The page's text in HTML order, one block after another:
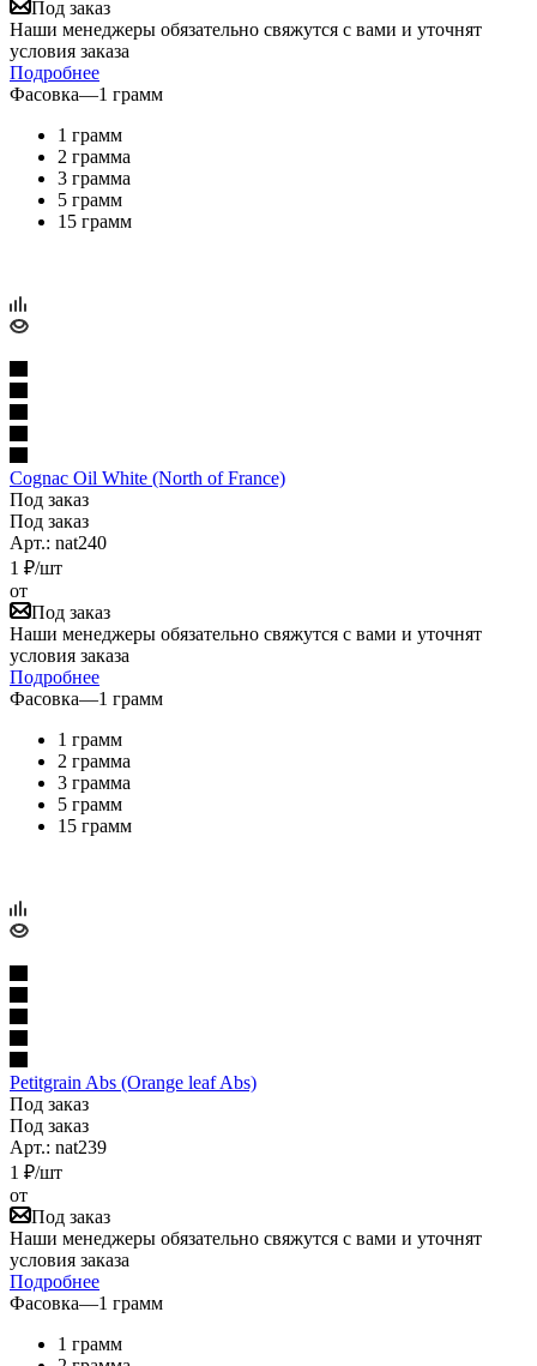
Под заказ
Наши менеджеры обязательно свяжутся с вами и уточнят
условия заказа
Подробнее
Фасовка—1 грамм
1 грамм
2 грамма
3 грамма
5 грамм
15 грамм
Cognac Oil White (North of France)
Под заказ
Под заказ
Арт.: nat240
1 ₽/шт
от
Под заказ
Наши менеджеры обязательно свяжутся с вами и уточнят
условия заказа
Подробнее
Фасовка—1 грамм
1 грамм
2 грамма
3 грамма
5 грамм
15 грамм
Petitgrain Abs (Orange leaf Abs)
Под заказ
Под заказ
Арт.: nat239
1 ₽/шт
от
Под заказ
Наши менеджеры обязательно свяжутся с вами и уточнят
условия заказа
Подробнее
Фасовка—1 грамм
1 грамм